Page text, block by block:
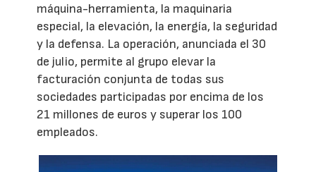
máquina-herramienta, la maquinaria
especial, la elevación, la energía, la seguridad
y la defensa. La operación, anunciada el 30
de julio, permite al grupo elevar la
facturación conjunta de todas sus
sociedades participadas por encima de los
21 millones de euros y superar los 100
empleados.